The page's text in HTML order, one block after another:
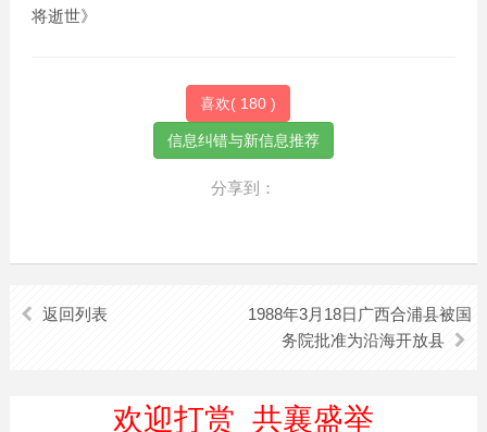
将逝世》
喜欢( 180 )
分享到：
返回列表
1988年3月18日广西合浦县被国
务院批准为沿海开放县
欢迎打赏 共襄盛举